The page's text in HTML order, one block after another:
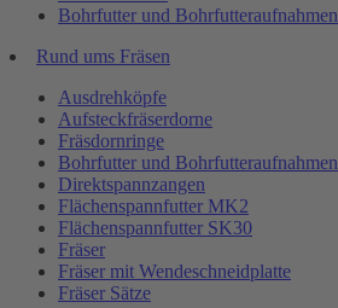
Bohrfutter und Bohrfutteraufnahmen
Rund ums Fräsen
Ausdrehköpfe
Aufsteckfräserdorne
Fräsdornringe
Bohrfutter und Bohrfutteraufnahmen
Direktspannzangen
Flächenspannfutter MK2
Flächenspannfutter SK30
Fräser
Fräser mit Wendeschneidplatte
Fräser Sätze